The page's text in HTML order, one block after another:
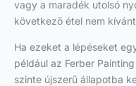
vagy a maradék utolsó
következő étel nem
Ha ezeket a lépéseket
például az Ferber
szinte újszerű állapotba